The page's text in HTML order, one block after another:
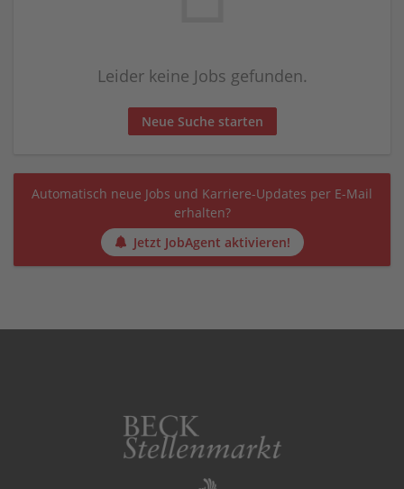
Leider keine Jobs gefunden.
Neue Suche starten
Automatisch neue Jobs und Karriere-Updates per E-Mail
erhalten?
Jetzt JobAgent aktivieren!